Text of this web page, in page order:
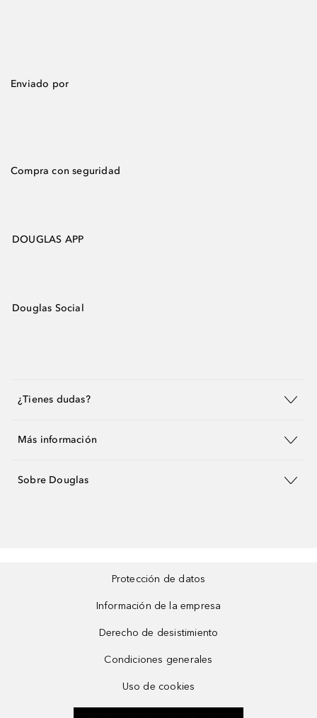
Enviado por
Compra con seguridad
DOUGLAS APP
Douglas Social
¿Tienes dudas?
Más información
Sobre Douglas
Protección de datos
Información de la empresa
Derecho de desistimiento
Condiciones generales
Uso de cookies